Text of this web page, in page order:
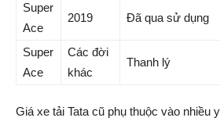
Super
Ace
2019 Đã qua sử dụng
Super
Ace
Các đời
khác
Thanh lý
Giá xe tải Tata cũ phụ thuộc vào nhiều